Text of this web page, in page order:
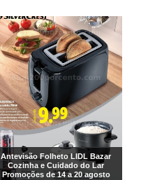
Antevisão Folheto LIDL Bazar
Cozinha e Cuidado do Lar
Promoções de 14 a 20 agosto